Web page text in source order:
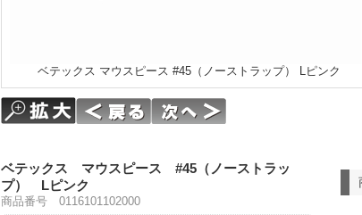
ベテックス マウスピース #45（ノーストラップ） Lピンク
ベテックス マウスピース #45（ノーストラッ
プ） Lピンク
商品番号 0116101102000